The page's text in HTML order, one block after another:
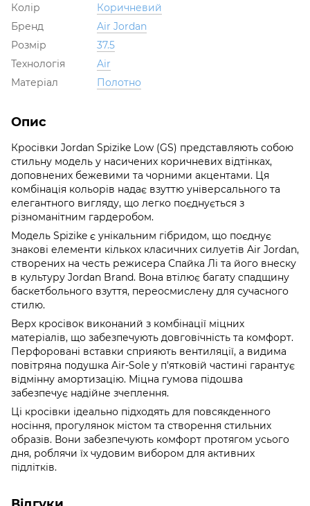
Колір
Коричневий
Бренд
Air Jordan
Розмір
37.5
Технологія
Air
Матеріал
Полотно
Опис
Кросівки Jordan Spizike Low (GS) представляють собою
стильну модель у насичених коричневих відтінках,
доповнених бежевими та чорними акцентами. Ця
комбінація кольорів надає взуттю універсального та
елегантного вигляду, що легко поєднується з
різноманітним гардеробом.
Модель Spizike є унікальним гібридом, що поєднує
знакові елементи кількох класичних силуетів Air Jordan,
створених на честь режисера Спайка Лі та його внеску
в культуру Jordan Brand. Вона втілює багату спадщину
баскетбольного взуття, переосмислену для сучасного
стилю.
Верх кросівок виконаний з комбінації міцних
матеріалів, що забезпечують довговічність та комфорт.
Перфоровані вставки сприяють вентиляції, а видима
повітряна подушка Air-Sole у п'ятковій частині гарантує
відмінну амортизацію. Міцна гумова підошва
забезпечує надійне зчеплення.
Ці кросівки ідеально підходять для повсякденного
носіння, прогулянок містом та створення стильних
образів. Вони забезпечують комфорт протягом усього
дня, роблячи їх чудовим вибором для активних
підлітків.